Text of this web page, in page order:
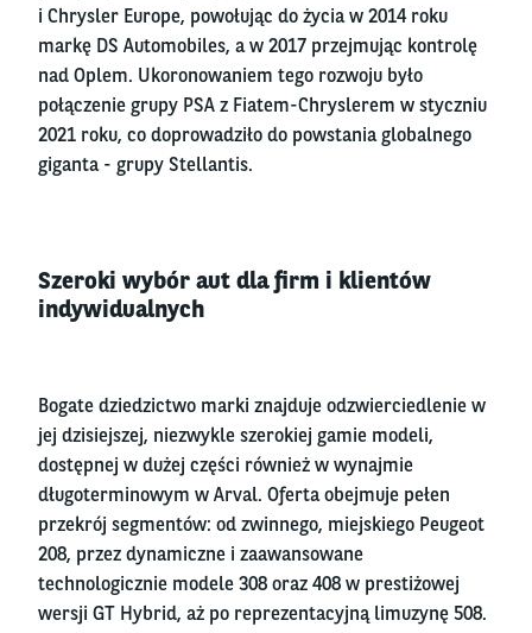
i Chrysler Europe, powołując do życia w 2014 roku
markę DS Automobiles, a w 2017 przejmując kontrolę
nad Oplem. Ukoronowaniem tego rozwoju było
połączenie grupy PSA z Fiatem-Chryslerem w styczniu
2021 roku, co doprowadziło do powstania globalnego
giganta - grupy Stellantis.
Szeroki wybór aut dla firm i klientów
indywidualnych
Bogate dziedzictwo marki znajduje odzwierciedlenie w
jej dzisiejszej, niezwykle szerokiej gamie modeli,
dostępnej w dużej części również w wynajmie
długoterminowym w Arval. Oferta obejmuje pełen
przekrój segmentów: od zwinnego, miejskiego Peugeot
208, przez dynamiczne i zaawansowane
technologicznie modele 308 oraz 408 w prestiżowej
wersji GT Hybrid, aż po reprezentacyjną limuzynę 508.